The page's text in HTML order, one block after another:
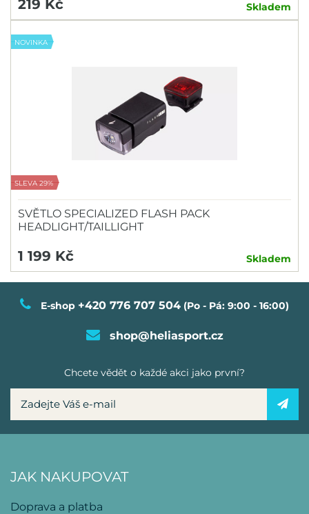
219 Kč Skladem
NOVINKA
SLEVA 29%
SVĚTLO SPECIALIZED FLASH PACK
HEADLIGHT/TAILLIGHT
1 199 Kč Skladem
E-shop +420 776 707 504 (Po - Pá: 9:00 - 16:00)
shop@heliasport.cz
Chcete vědět o každé akci jako první?
JAK NAKUPOVAT
Doprava a platba